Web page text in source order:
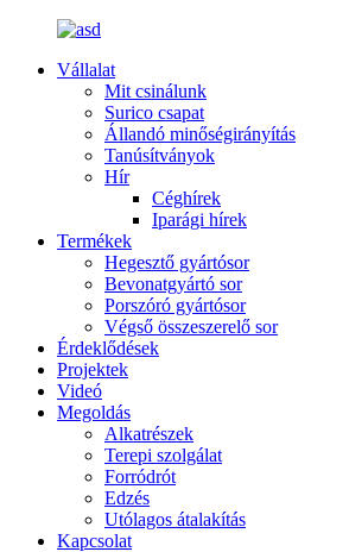
Vállalat
Mit csinálunk
Surico csapat
Állandó minőségirányítás
Tanúsítványok
Hír
Céghírek
Iparági hírek
Termékek
Hegesztő gyártósor
Bevonatgyártó sor
Porszóró gyártósor
Végső összeszerelő sor
Érdeklődések
Projektek
Videó
Megoldás
Alkatrészek
Terepi szolgálat
Forródrót
Edzés
Utólagos átalakítás
Kapcsolat